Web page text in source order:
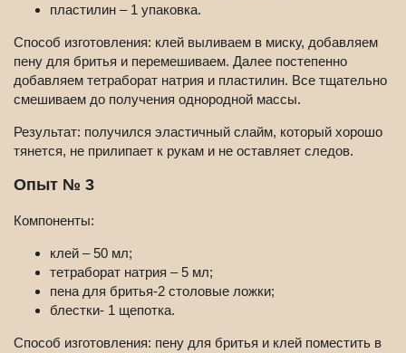
пластилин – 1 упаковка.
Способ изготовления: клей выливаем в миску, добавляем
пену для бритья и перемешиваем. Далее постепенно
добавляем тетраборат натрия и пластилин. Все тщательно
смешиваем до получения однородной массы.
Результат: получился эластичный слайм, который хорошо
тянется, не прилипает к рукам и не оставляет следов.
Опыт № 3
Компоненты:
клей – 50 мл;
тетраборат натрия – 5 мл;
пена для бритья-2 столовые ложки;
блестки- 1 щепотка.
Способ изготовления: пену для бритья и клей поместить в